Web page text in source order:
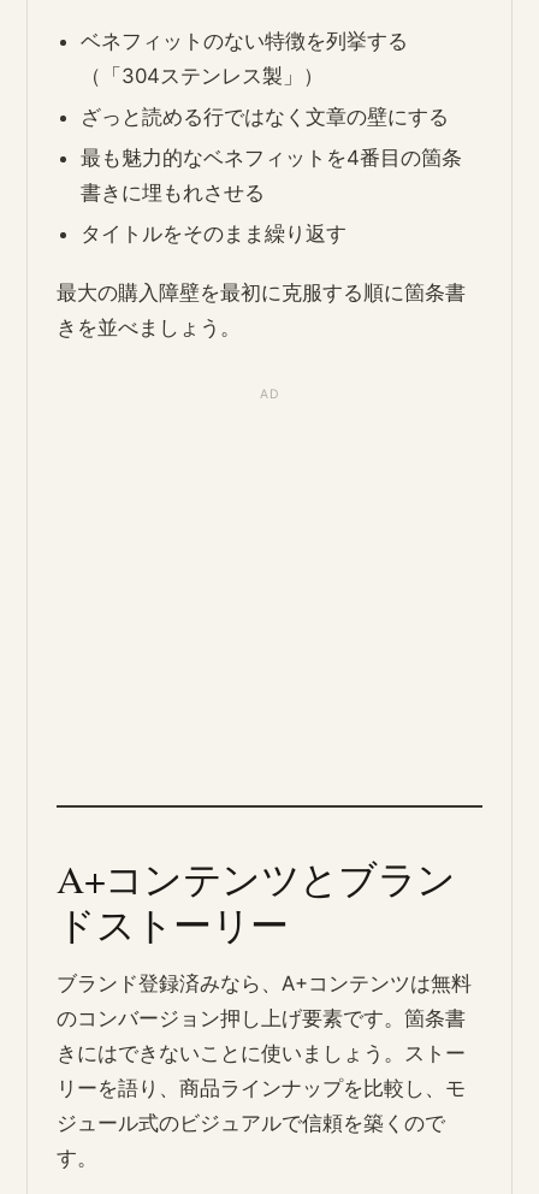
ベネフィットのない特徴を列挙する
（「304ステンレス製」）
ざっと読める行ではなく文章の壁にする
最も魅力的なベネフィットを4番目の箇条
書きに埋もれさせる
タイトルをそのまま繰り返す
最大の購入障壁を最初に克服する順に箇条書
きを並べましょう。
A+コンテンツとブラン
ドストーリー
ブランド登録済みなら、A+コンテンツは無料
のコンバージョン押し上げ要素です。箇条書
きにはできないことに使いましょう。ストー
リーを語り、商品ラインナップを比較し、モ
ジュール式のビジュアルで信頼を築くので
す。